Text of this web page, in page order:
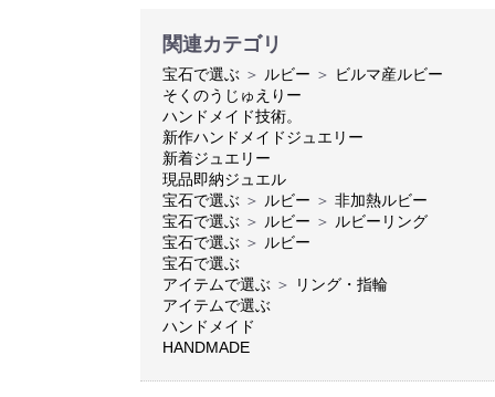
関連カテゴリ
宝石で選ぶ ＞ ルビー ＞ ビルマ産ルビー
そくのうじゅえりー
ハンドメイド技術。
新作ハンドメイドジュエリー
新着ジュエリー
現品即納ジュエル
宝石で選ぶ ＞ ルビー ＞ 非加熱ルビー
宝石で選ぶ ＞ ルビー ＞ ルビーリング
宝石で選ぶ ＞ ルビー
宝石で選ぶ
アイテムで選ぶ ＞
リング・指輪
アイテムで選ぶ
ハンドメイド
HANDMADE